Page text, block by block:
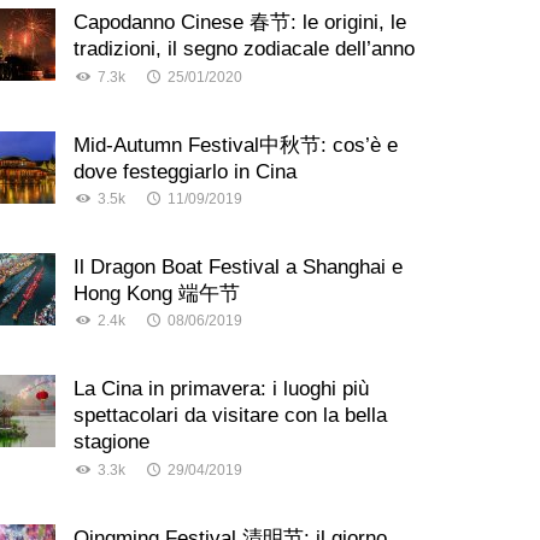
Capodanno Cinese 春节: le origini, le
tradizioni, il segno zodiacale dell’anno
7.3k 25/01/2020
Mid-Autumn Festival中秋节: cos’è e
dove festeggiarlo in Cina
3.5k 11/09/2019
Il Dragon Boat Festival a Shanghai e
Hong Kong 端午节
2.4k 08/06/2019
La Cina in primavera: i luoghi più
spettacolari da visitare con la bella
stagione
3.3k 29/04/2019